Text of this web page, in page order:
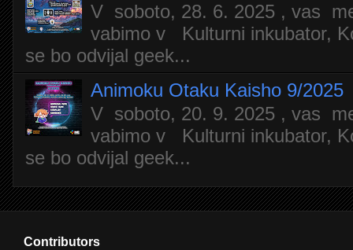
V soboto, 28. 6. 2025 , vas
vabimo v Kulturni inkubator,
se bo odvijal geek...
Animoku Otaku Kaisho 9/2025
V soboto, 20. 9. 2025 , vas
vabimo v Kulturni inkubator,
se bo odvijal geek...
Contributors